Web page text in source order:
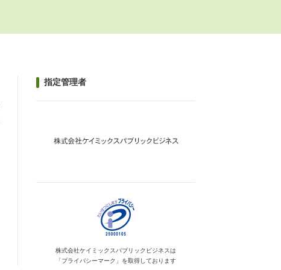
指定管理者
株式会社ケイミックスパブリックビジネスは
「プライバシーマーク」を取得しております